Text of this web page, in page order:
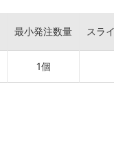
最小発注数量 スラ
1個